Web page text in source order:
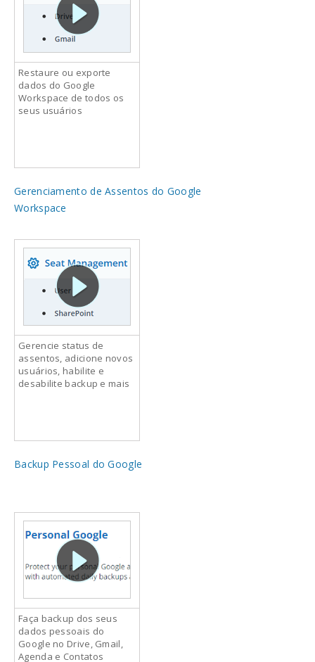
Restaure ou exporte
dados do Google
Workspace de todos os
seus usuários
Gerenciamento de Assentos do Google
Workspace
Gerencie status de
assentos, adicione novos
usuários, habilite e
desabilite backup e mais
Backup Pessoal do Google
Faça backup dos seus
dados pessoais do
Google no Drive, Gmail,
Agenda e Contatos